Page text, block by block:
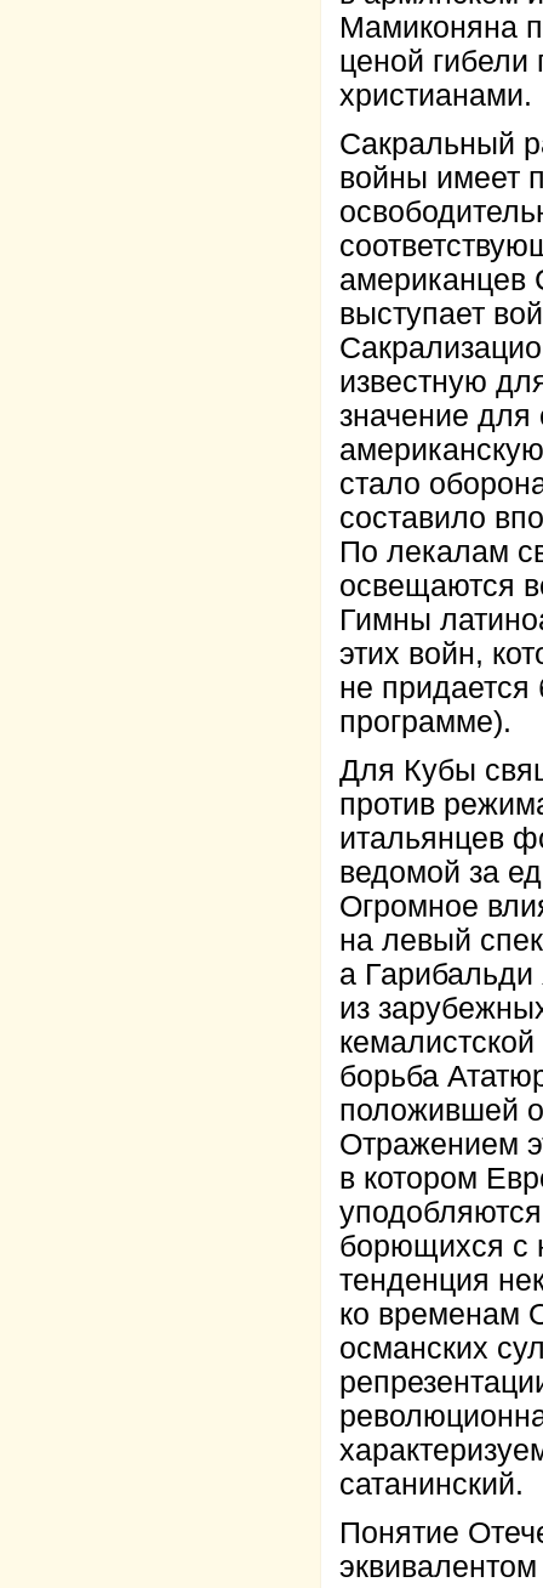
Мамиконяна
ценой гибели
христианами.
Сакральный
войны имеет
американцев
выступает
известную
значение для
стало
составило
По лекалам
освещаются
Гимны
этих войн,
не придается
программе).
Для Кубы
против
итальянцев
ведомой за
Огромное
на левый
а
из
борьба
положившей
Отражением
в котором
борющихся с
тенденция
ко временам
османских
сатанинский.
Понятие